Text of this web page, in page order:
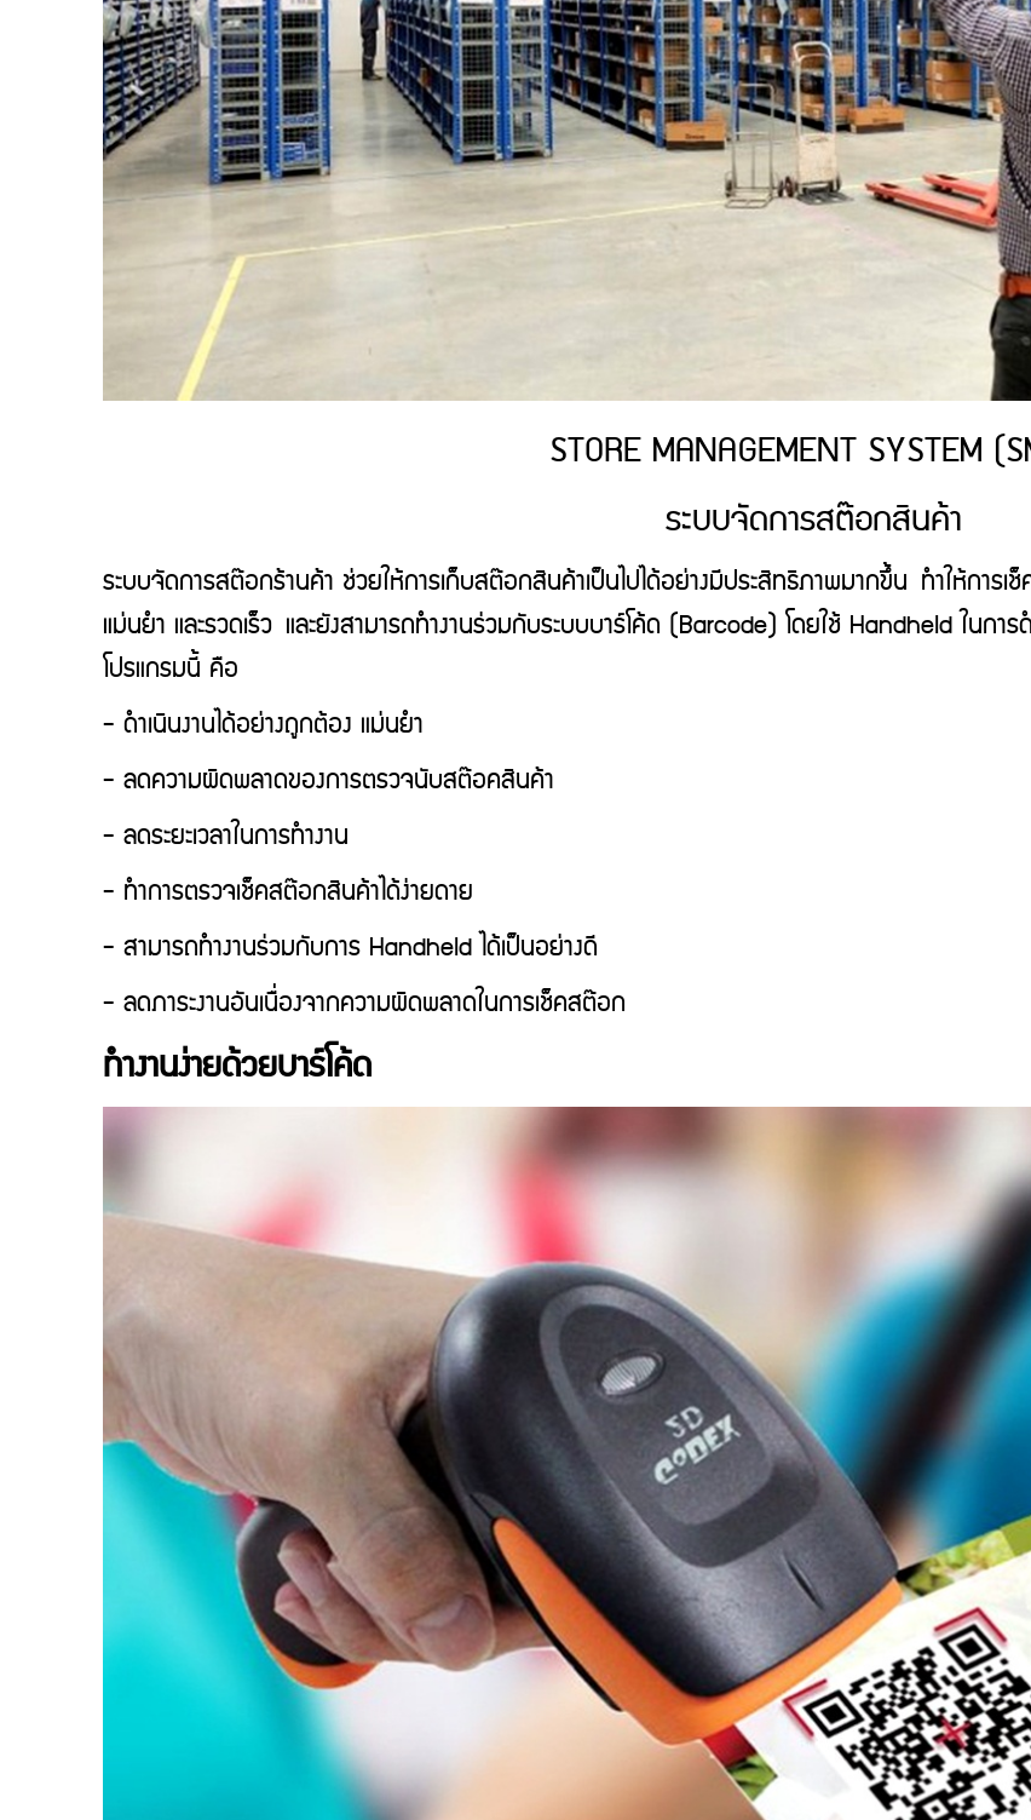
STORE MANAGEMENT SYSTEM
ระบบจัดการสต๊อกสินค้า
ระบบจัดการสต๊อกร้านค้า ช่วยให้การเก็บสต๊อกสินค้าเป็นไปได้อย่างมีประสิทธิภาพมากขึ้น ทำให้การเ
แม่นยำ และรวดเร็ว และยังสามารถทำงานร่วมกับระบบบาร์โค้ด (Barcode) โดยใช้ Handheld ในการ
โปรแกรมนี้ คือ
- ดำเนินงานได้อย่างถูกต้อง แม่นยำ
- ลดความผิดพลาดของการตรวจนับสต๊อคสินค้า
- ลดระยะเวลาในการทำงาน
- ทำการตรวจเช็คสต๊อกสินค้าได้ง่ายดาย
- สามารถทำงานร่วมกับการ Handheld ได้เป็นอย่างดี
- ลดภาระงานอันเนื่องจากความผิดพลาดในการเช็คสต๊อก
ทำงานง่ายด้วยบาร์โค้ด